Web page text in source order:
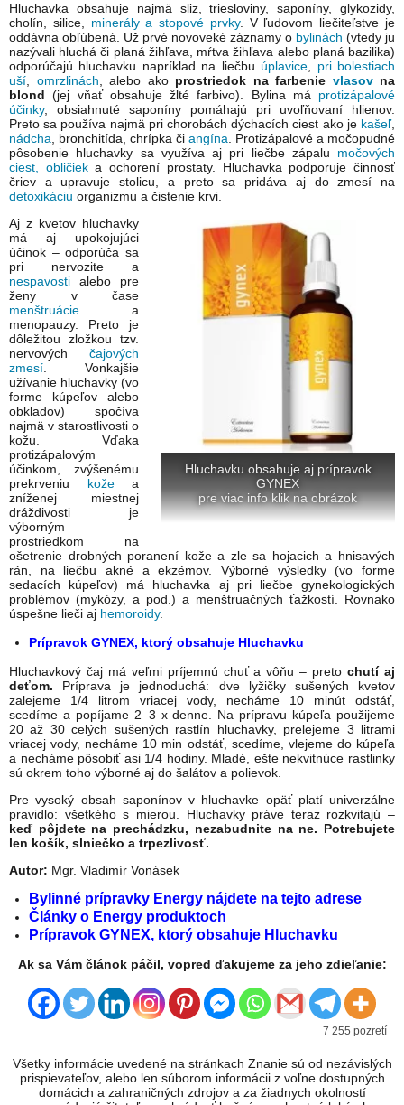
Hluchavka obsahuje najmä sliz, triesloviny, saponíny, glykozidy,
cholín, silice, minerály a stopové prvky. V ľudovom liečiteľstve je
oddávna obľúbená. Už prvé novoveké záznamy o bylinách (vtedy ju
nazývali hluchá či planá žihľava, mŕtva žihľava alebo planá bazilika)
odporúčajú hluchavku napríklad na liečbu úplavice
pri bolestiach
uší
omrzlinách , alebo ako prostriedok na farbenie vlasovna
blond (jej vňať obsahuje žlté farbivo). Bylina má protizápalové
účinky, obsiahnuté saponíny pomáhajú pri uvoľňovaní hlienov.
Preto sa používa najmä pri chorobách dýchacích ciest ako je kašeľ,
nádcha , bronchitída, chrípka či angína . Protizápalové a močopudné
pôsobenie hluchavky sa využíva aj pri liečbe zápalu močových
ciest, obličieka ochorení prostaty. Hluchavka podporuje činnosť
čriev a upravuje stolicu, a preto sa pridáva aj do zmesí na
detoxikáciu organizmu a čistenie krvi.
Hluchavku obsahuje aj prípravok
GYNEX
pre viac info klik na obrázok
Aj z kvetov hluchavky
má aj upokojujúci
účinok – odporúča sa
pri nervozite a
nespavosti alebo pre
ženy v čase
menštruácie a
menopauzy. Preto je
dôležitou zložkou tzv.
nervových čajových
zmesí . Vonkajšie
užívanie hluchavky (vo
forme kúpeľov alebo
obkladov) spočíva
najmä v starostlivosti o
kožu. Vďaka
protizápalovým
účinkom, zvýšenému
prekrveniu kožea
zníženej miestnej
dráždivosti je
výborným
prostriedkom na
ošetrenie drobných poranení kože a zle sa hojacich a hnisavých
rán, na liečbu akné a ekzémov. Výborné výsledky (vo forme
sedacích kúpeľov) má hluchavka aj pri liečbe gynekologických
problémov (mykózy, a pod.) a menštruačných ťažkostí. Rovnako
úspešne lieči aj hemoroidy.
Prípravok GYNEX, ktorý obsahuje Hluchavku
Hluchavkový čaj má veľmi príjemnú chuť a vôňu – pretochutí aj
deťom. Príprava je jednoduchá: dve lyžičky sušených kvetov
zalejeme 1/4 litrom vriacej vody, necháme 10 minút odstáť,
scedíme a popíjame 2–3 x denne. Na prípravu kúpeľa použijeme
20 až 30 celých sušených rastlín hluchavky, prelejeme 3 litrami
vriacej vody, necháme 10 min odstáť, scedíme, vlejeme do kúpeľa
a necháme pôsobiť asi 1/4 hodiny. Mladé, ešte nekvitnúce rastlinky
sú okrem toho výborné aj do šalátov a polievok.
Pre vysoký obsah saponínov v hluchavke opäť platí univerzálne
pravidlo: všetkého s mierou. Hluchavky práve teraz rozkvitajú –
keď pôjdete na prechádzku, nezabudnite na ne. Potrebujete
len košík, slniečko a trpezlivosť.
Autor: Mgr. Vladimír Vonásek
Bylinné prípravky Energy nájdete na tejto adrese
Články o Energy produktoch
Prípravok GYNEX, ktorý obsahuje Hluchavku
Ak sa Vám článok páčil, vopred ďakujeme za jeho zdieľanie:
7 255 pozretí
Všetky informácie uvedené na stránkach Znanie sú od nezávislých
prispievateľov, alebo len súborom informácii z voľne dostupných
domácich a zahraničných zdrojov a za žiadnych okolností